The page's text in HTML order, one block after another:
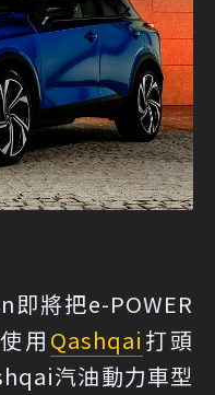
即將把e-POWER
用 Qashqai 打頭
汽油動力車型